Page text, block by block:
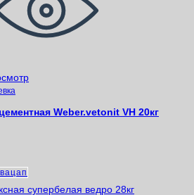
Weber.vetonit VH 20кг